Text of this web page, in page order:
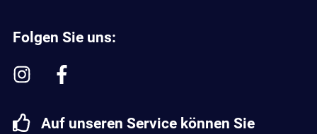
Folgen Sie uns:
Auf unseren Service können Sie